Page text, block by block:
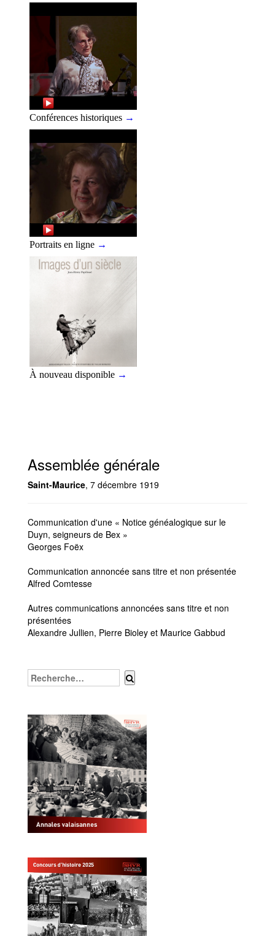
Assemblée générale
Saint-Maurice, 7 décembre 1919
Communication d'une « Notice généalogique sur le
Duyn, seigneurs de Bex »
Georges Foëx
Communication annoncée sans titre et non présentée
Alfred Comtesse
Autres communications annoncées sans titre et non
présentées
Alexandre Jullien, Pierre Bioley et Maurice Gabbud